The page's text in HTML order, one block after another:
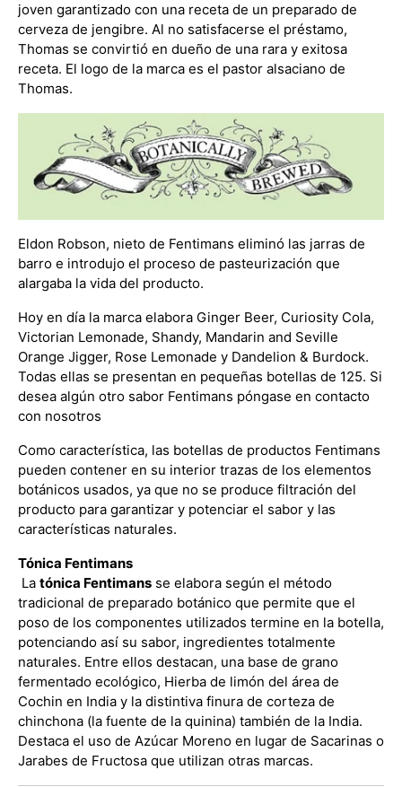
joven garantizado con una receta de un preparado de
cerveza de jengibre. Al no satisfacerse el préstamo,
Thomas se convirtió en dueño de una rara y exitosa
receta. El logo de la marca es el pastor alsaciano de
Thomas.
Eldon Robson, nieto de Fentimans eliminó las jarras de
barro e introdujo el proceso de pasteurización que
alargaba la vida del producto.
Hoy en día la marca elabora Ginger Beer, Curiosity Cola,
Victorian Lemonade, Shandy, Mandarin and Seville
Orange Jigger, Rose Lemonade y Dandelion & Burdock.
Todas ellas se presentan en pequeñas botellas de 125. Si
desea algún otro sabor Fentimans póngase en contacto
con nosotros
Como característica, las botellas de productos Fentimans
pueden contener en su interior trazas de los elementos
botánicos usados, ya que no se produce filtración del
producto para garantizar y potenciar el sabor y las
características naturales.
Tónica Fentimans
La tónica Fentimans se elabora según el método
tradicional de preparado botánico que permite que el
poso de los componentes utilizados termine en la botella,
potenciando así su sabor, ingredientes totalmente
naturales. Entre ellos destacan, una base de grano
fermentado ecológico, Hierba de limón del área de
Cochin en India y la distintiva finura de corteza de
chinchona (la fuente de la quinina) también de la India.
Destaca el uso de Azúcar Moreno en lugar de Sacarinas o
Jarabes de Fructosa que utilizan otras marcas.